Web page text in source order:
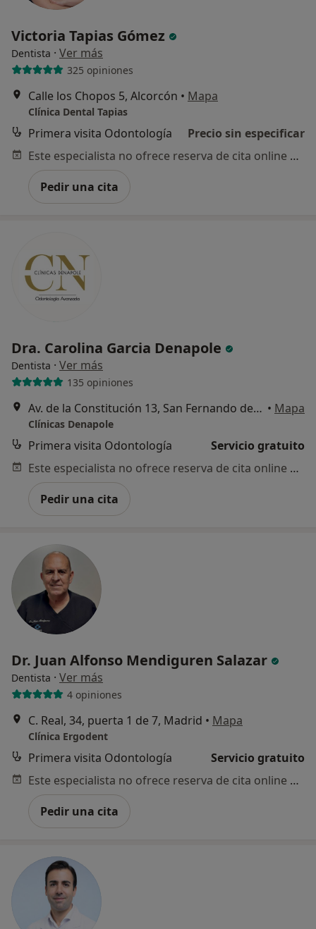
Victoria Tapias Gómez
Dentista · Ver más
325 opiniones
Calle los Chopos 5, Alcorcón • Mapa
Clínica Dental Tapias
Primera visita Odontología
Precio sin especificar
Este especialista no ofrece reserva de cita online en esta dirección.
Pedir una cita
Dra. Carolina Garcia Denapole
Dentista · Ver más
135 opiniones
Av. de la Constitución 13, San Fernando de Henares • Mapa
Clínicas Denapole
Primera visita Odontología
Servicio gratuito
Este especialista no ofrece reserva de cita online en esta dirección.
Pedir una cita
Dr. Juan Alfonso Mendiguren Salazar
Dentista · Ver más
4 opiniones
C. Real, 34, puerta 1 de 7, Madrid • Mapa
Clínica Ergodent
Primera visita Odontología
Servicio gratuito
Este especialista no ofrece reserva de cita online en esta dirección.
Pedir una cita